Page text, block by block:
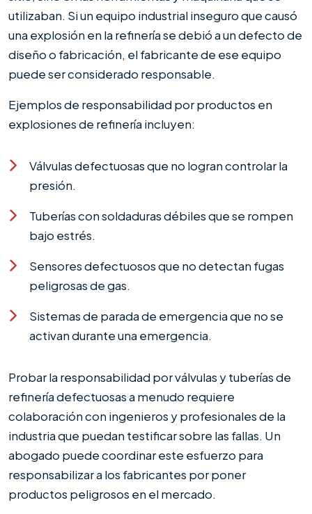
utilizaban. Si un equipo industrial inseguro que causó
una explosión en la refinería se debió a un defecto de
diseño o fabricación, el fabricante de ese equipo
puede ser considerado responsable.
Ejemplos de responsabilidad por productos en
explosiones de refinería incluyen:
Válvulas defectuosas que no logran controlar la
presión.
Tuberías con soldaduras débiles que se rompen
bajo estrés.
Sensores defectuosos que no detectan fugas
peligrosas de gas.
Sistemas de parada de emergencia que no se
activan durante una emergencia.
Probar la responsabilidad por válvulas y tuberías de
refinería defectuosas a menudo requiere
colaboración con ingenieros y profesionales de la
industria que puedan testificar sobre las fallas. Un
abogado puede coordinar este esfuerzo para
responsabilizar a los fabricantes por poner
productos peligrosos en el mercado.